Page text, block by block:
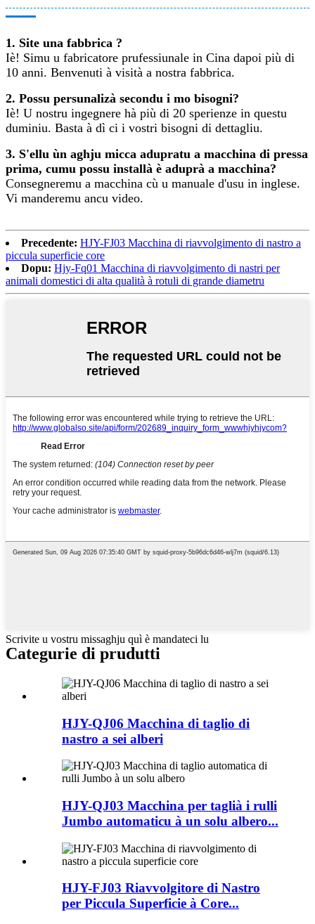
1. Site una fabbrica ?
Iè! Simu u fabricatore prufessiunale in Cina dapoi più di
10 anni. Benvenuti à visità a nostra fabbrica.
2. Possu persunalizà secondu i mo bisogni?
Iè! U nostru ingegnere hà più di 20 sperienze in questu
duminiu. Basta à dì ci i vostri bisogni di dettagliu.
3. S'ellu ùn aghju micca adupratu a macchina di pressa
prima, cumu possu installà è aduprà a macchina?
Consegneremu a macchina cù u manuale d'usu in inglese.
Vi manderemu ancu video.
Precedente: HJY-FJ03 Macchina di riavvolgimento di nastro a
piccula superficie core
Dopu: Hjy-Fq01 Macchina di riavvolgimento di nastri per
animali domestici di alta qualità à rotuli di grande diametru
Scrivite u vostru missaghju quì è mandateci lu
Categurie di prudutti
HJY-QJ06 Macchina di taglio di
nastro a sei alberi
HJY-QJ03 Macchina per taglià i rulli
Jumbo automaticu à un solu albero...
HJY-FJ03 Riavvolgitore di Nastro
per Piccula Superficie à Core...